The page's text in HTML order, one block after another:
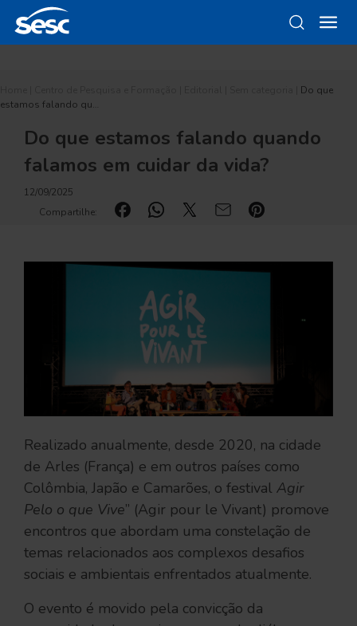
Do que
estamos falando qu…
Do que estamos falando quando
falamos em cuidar da vida?
12/09/2025
Compartilhe:
Realizado anualmente, desde 2020, na cidade
de Arles (França) e em outros países como
Colômbia, Japão e Camarões, o festival Agir
Pelo o que Vive” (Agir pour le Vivant) promove
encontros que abordam uma constelação de
temas relacionados aos complexos desafios
sociais e ambientais enfrentados atualmente.
O evento é movido pela convicção da